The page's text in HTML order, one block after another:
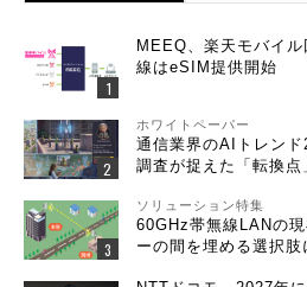
MEEQ、楽天モバイ
線はeSIM提供開始
ホワイトペーパー
通信業界のAIトレン
調査が捉えた「転換点
ソリューション特集
60GHz帯無線LANの
ーの間を埋める選択肢